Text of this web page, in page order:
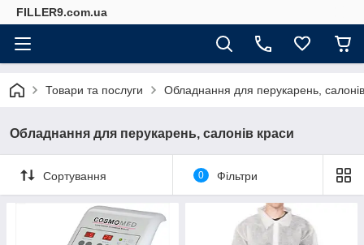
FILLER9.com.ua
Товари та послуги Обладнання для перукарень,
Обладнання для перукарень, салонів краси
Сортування 0 Фільтри